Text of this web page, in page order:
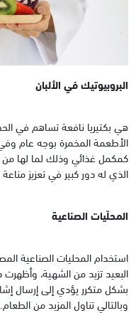
البروبيوتيك في الألبان
هي بكتيريا نافعة تساهم في
الأطعمة المخمرة بوجه عام
كمكمل غذائي وذلك لما لها
الذي له دور كبير في تعزيز
المحلّيات الصناعية
استخدام المحليات الصناعية
البعيد تزيد من الشهية،
بشكل متكرر يؤدي إلى إرسال
وبالتالي تناول المزيد من الطعام.